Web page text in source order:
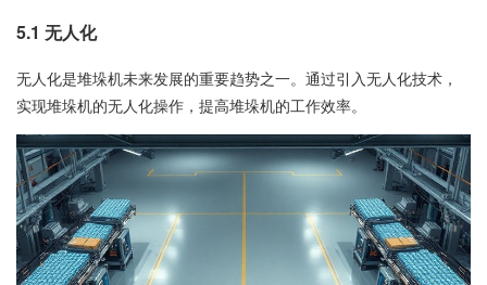
5.1 无人化
无人化是堆垛机未来发展的重要趋势之一。通过引入无人化技术，
实现堆垛机的无人化操作，提高堆垛机的工作效率。